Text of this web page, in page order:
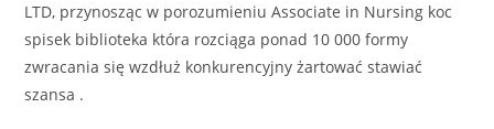
LTD, przynosząc w porozumieniu Associate in Nursing koc
spisek biblioteka która rozciąga ponad 10 000 formy
zwracania się wzdłuż konkurencyjny żartować stawiać
szansa .